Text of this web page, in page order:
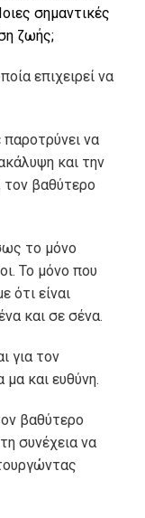
σηµαντικές
ζωής;
επιχειρεί να
να
και την
βαθύτερο
το µόνο
Το µόνο που
ότι είναι
και σε σένα.
για τον
και ευθύνη.
βαθύτερο
συνέχεια να